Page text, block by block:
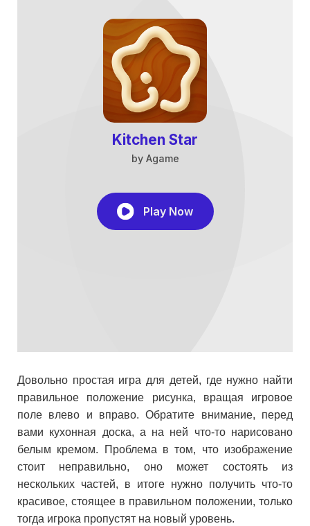
Довольно простая игра для детей, где нужно найти
правильное положение рисунка, вращая игровое
поле влево и вправо. Обратите внимание, перед
вами кухонная доска, а на ней что-то нарисовано
белым кремом. Проблема в том, что изображение
стоит неправильно, оно может состоять из
нескольких частей, в итоге нужно получить что-то
красивое, стоящее в правильном положении, только
тогда игрока пропустят на новый уровень.